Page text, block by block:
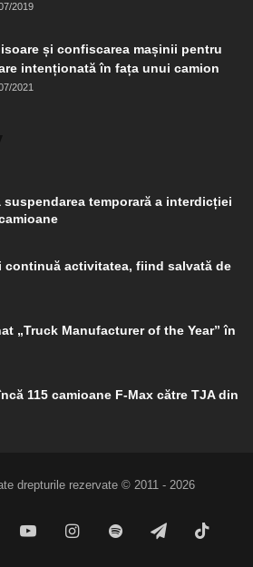
2019
și confiscarea mașinii pentru
intenționată în fața unui camion
2021
suspendarea temporară a interdicției
continuă activitatea, fiind salvată de
„Truck Manufacturer of the Year” în
115 camioane F-Max către TJA din
drepturile rezervate © 2011 - 2026
YouTubeInstagram
Spotify Telegram